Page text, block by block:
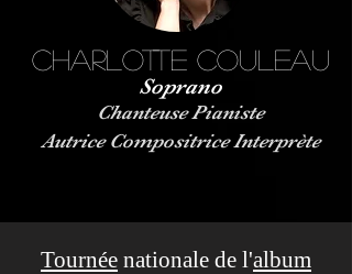
charlotte Couleau
Soprano
Chanteuse Pianiste
Autrice Compositrice Interprète
Tournée nationale de l'album